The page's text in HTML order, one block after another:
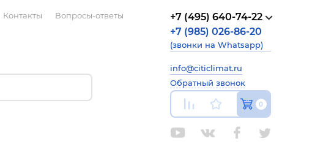
Контакты Вопросы-ответы
+7 (495) 640-74-22
+7 (985) 026-86-20
(звонки на Whatsapp)
info@citiclimat.ru
Обратный звонок
0